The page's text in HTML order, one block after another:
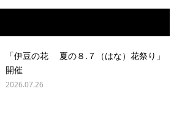
「伊豆の花 夏の８.７（はな）花祭り」
開催
2026.07.26